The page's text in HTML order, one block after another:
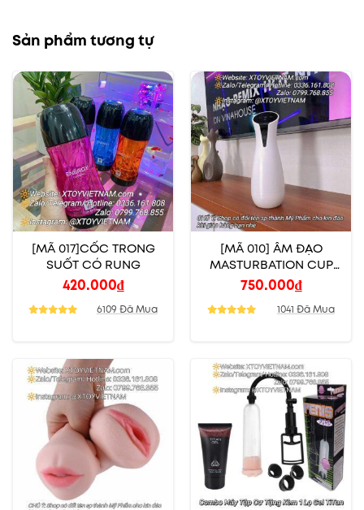
Sản phẩm tương tự
[MÃ 017]CỐC TRONG
SUỐT CÓ RUNG
420.000₫
6109 Đã Mua
[MÃ 010] ÂM ĐẠO
MASTURBATION CUP
CO BÓP BÚ MÚT RUNG
RÊN CẢM ỨNG
750.000₫
1041 Đã Mua